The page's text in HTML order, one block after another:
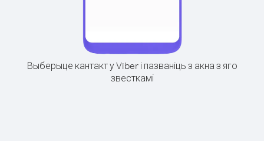
Выберыце кантакт у Viber і пазваніць з акна з яго
звесткамі